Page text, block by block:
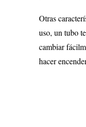
Otras
uso, un tubo
cambiar
hacer